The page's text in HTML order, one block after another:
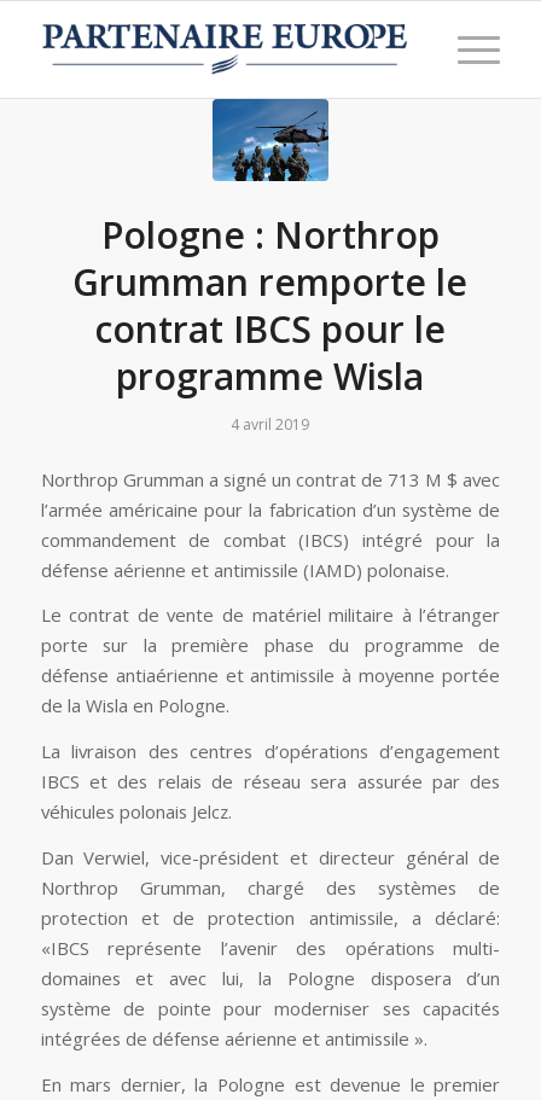
Pologne : Northrop
Grumman remporte le
contrat IBCS pour le
programme Wisla
4 avril 2019
Northrop Grumman a signé un contrat de 713 M $ avec
l’armée américaine pour la fabrication d’un système de
commandement de combat (IBCS) intégré pour la
défense aérienne et antimissile (IAMD) polonaise.
Le contrat de vente de matériel militaire à l’étranger
porte sur la première phase du programme de
défense antiaérienne et antimissile à moyenne portée
de la Wisla en Pologne.
La livraison des centres d’opérations d’engagement
IBCS et des relais de réseau sera assurée par des
véhicules polonais Jelcz.
Dan Verwiel, vice-président et directeur général de
Northrop Grumman, chargé des systèmes de
protection et de protection antimissile, a déclaré:
«IBCS représente l’avenir des opérations multi-
domaines et avec lui, la Pologne disposera d’un
système de pointe pour moderniser ses capacités
intégrées de défense aérienne et antimissile ».
En mars dernier, la Pologne est devenue le premier